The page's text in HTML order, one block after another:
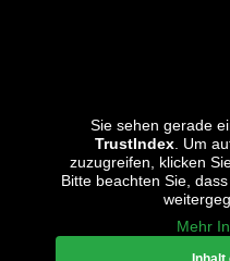
Sie sehen gerade
TrustIndex . Um
zuzugreifen, klicken
Bitte beachten Sie,
Mehr